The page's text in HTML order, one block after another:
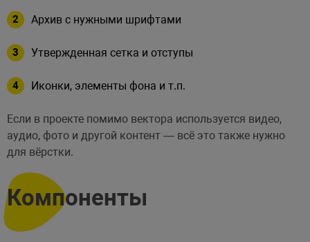
Архив с нужными шрифтами
Утвержденная сетка и отступы
Иконки, элементы фона и т.п.
Если в проекте помимо вектора используется видео,
аудио, фото и другой контент — всё это также нужно
для вёрстки.
Компоненты